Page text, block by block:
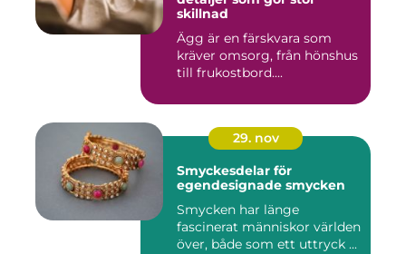
skillnad
Ägg är en färskvara som
kräver omsorg, från hönshus
till frukostbord....
29. nov
Smyckesdelar för
egendesignade smycken
Smycken har länge
fascinerat människor världen
över, både som ett uttryck ...